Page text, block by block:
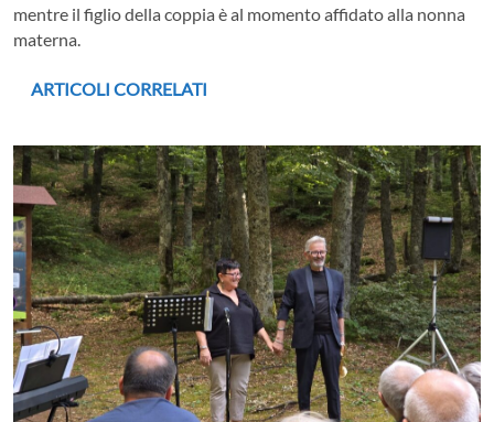
mentre il figlio della coppia è al momento affidato alla nonna
materna.
ARTICOLI CORRELATI